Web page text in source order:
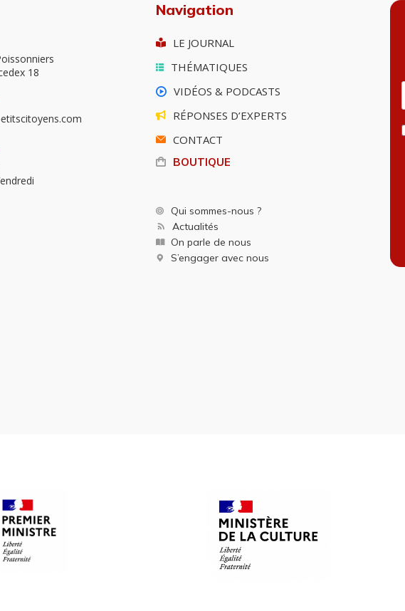
18
Navigation
LE JOURNAL
THÉMATIQUES
VIDÉOS & PODCASTS
RÉPONSES D’EXPERTS
CONTACT
BOUTIQUE
Qui sommes-nous ?
Actualités
On parle de nous
S’engager avec nous